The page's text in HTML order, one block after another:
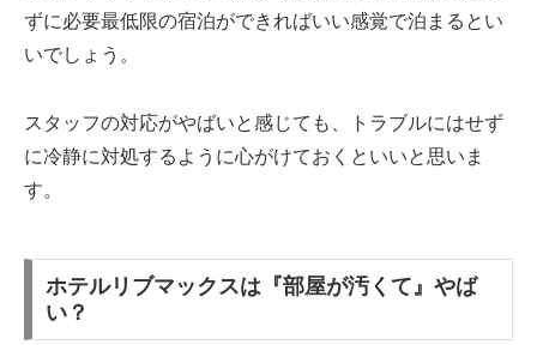
ずに必要最低限の宿泊ができればいい感覚で泊まるとい
いでしょう。
スタッフの対応がやばいと感じても、トラブルにはせず
に冷静に対処するように心がけておくといいと思いま
す。
ホテルリブマックスは『部屋が汚くて』やば
い？